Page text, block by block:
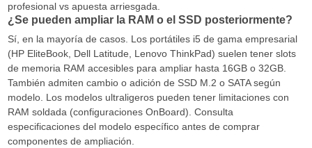
profesional vs apuesta arriesgada.
¿Se pueden ampliar la RAM o el SSD posteriormente?
Sí, en la mayoría de casos. Los portátiles i5 de gama empresarial
(HP EliteBook, Dell Latitude, Lenovo ThinkPad) suelen tener slots
de memoria RAM accesibles para ampliar hasta 16GB o 32GB.
También admiten cambio o adición de SSD M.2 o SATA según
modelo. Los modelos ultraligeros pueden tener limitaciones con
RAM soldada (configuraciones OnBoard). Consulta
especificaciones del modelo específico antes de comprar
componentes de ampliación.